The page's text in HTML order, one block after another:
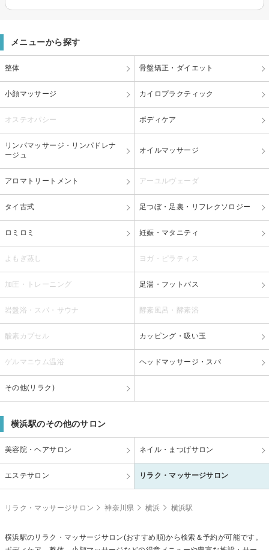
メニューから探す
整体 骨盤矯正・ダイエット
小顔マッサージ カイロプラクティック
オステオパシー ボディケア
リンパマッサージ・リンパドレナ
ージュ
オイルマッサージ
アロマトリートメント アーユルヴェーダ
タイ古式 足つぼ・足裏・リフレクソロジー
ロミロミ 妊娠・マタニティ
よもぎ蒸し ヨガ・ピラティス
加圧・トレーニング 足湯・フットバス
岩盤浴・スパ・サウナ 酵素風呂・酵素浴
酸素カプセル カッピング・吸い玉
ゲルマニウム温浴 ヘッドマッサージ・スパ
その他(リラク)
横浜駅のその他のサロン
美容院・ヘアサロン ネイル・まつげサロン
エステサロン リラク・マッサージサロン
リラク・マッサージサロン 神奈川県 横浜 横浜駅
横浜駅のリラク・マッサージサロン(おすすめ順)から検索＆予約が可能です。